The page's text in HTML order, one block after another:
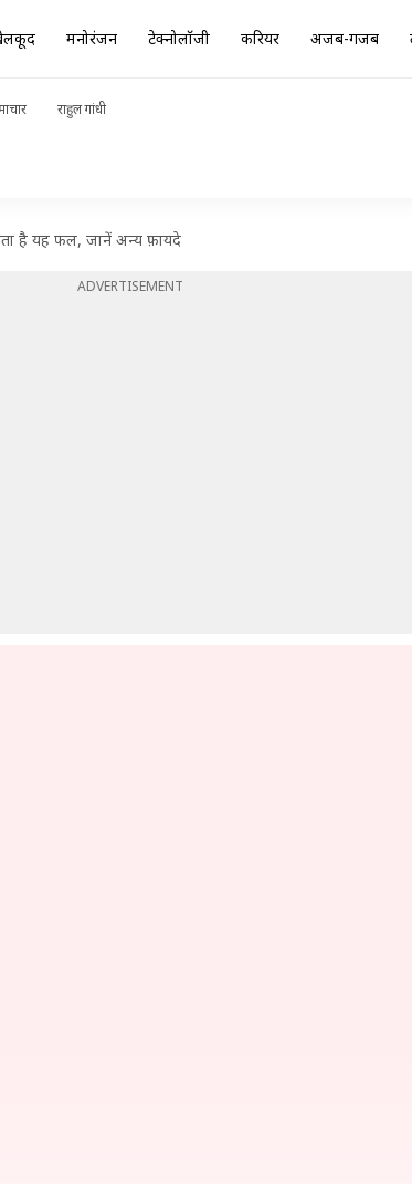
मनोरंजन टेक्नोलॉजी करियर अजब-गजब
राहुल गांधी
है यह फल, जानें अन्य फ़ायदे
ADVERTISEMENT